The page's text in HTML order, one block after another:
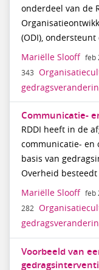
onderdeel van de
(ODI), ondersteunt
Mariëlle Slooff feb
343
Communicatie-
RDDI heeft in de
communicatie- en
basis van
Overheid
Mariëlle Slooff feb
282
Voorbeeld van